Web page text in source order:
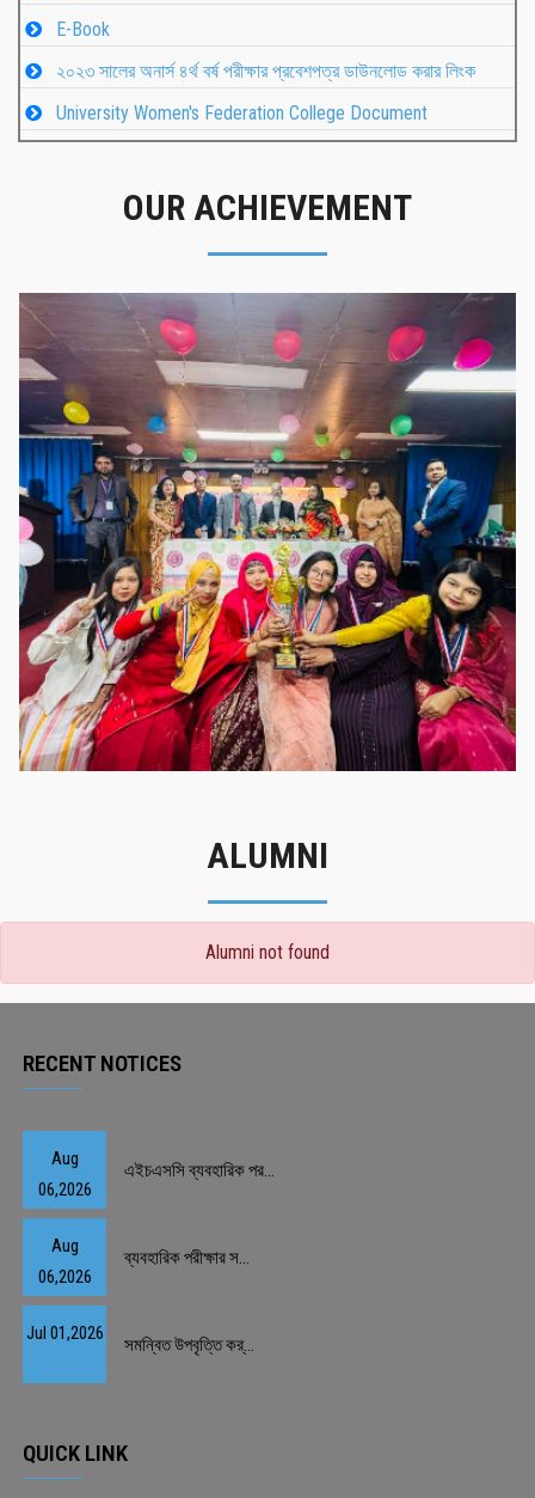
E-Book
২০২৩ সালের অনার্স ৪র্থ বর্ষ পরীক্ষার প্রবেশপত্র ডাউনলোড করার লিংক
University Women's Federation College Document
OUR ACHIEVEMENT
গৌরবের মুহূর্ত
গৌরবের মুহূর্ত
ALUMNI
Alumni not found
RECENT NOTICES
Aug
06,2026
এইচএসসি ব্যবহারিক পর...
Aug
06,2026
ব্যবহারিক পরীক্ষার স...
Jul 01,2026
সমন্বিত উপবৃত্তি কর্...
QUICK LINK